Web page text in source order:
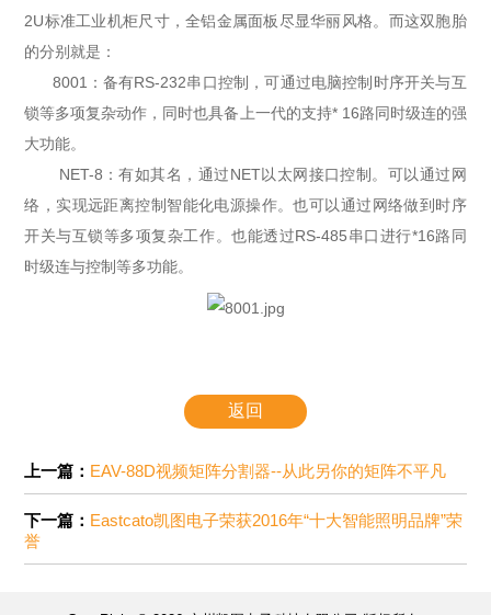
2U标准工业机柜尺寸，全铝金属面板尽显华丽风格。而这双胞胎
的分别就是：
8001：备有RS-232串口控制，可通过电脑控制时序开关与互
锁等多项复杂动作，同时也具备上一代的支持* 16路同时级连的强
大功能。
NET-8：有如其名，通过NET以太网接口控制。可以通过网
络，实现远距离控制智能化电源操作。也可以通过网络做到时序
开关与互锁等多项复杂工作。也能透过RS-485串口进行*16路同
时级连与控制等多功能。
返回
上一篇： EAV-88D视频矩阵分割器--从此另你的矩阵不平凡
下一篇： Eastcato凯图电子荣获2016年“十大智能照明品牌”荣
誉